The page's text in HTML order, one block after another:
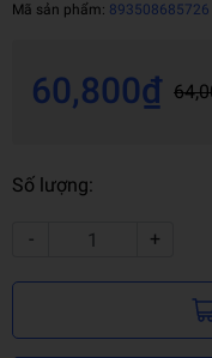
Mã sản phẩm: 893508685726
60,800₫
Số lượng:
- +